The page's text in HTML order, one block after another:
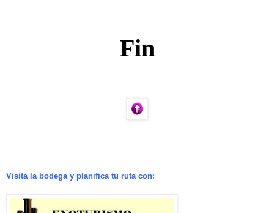
Fin
Visita la bodega y planifica tu ruta con: